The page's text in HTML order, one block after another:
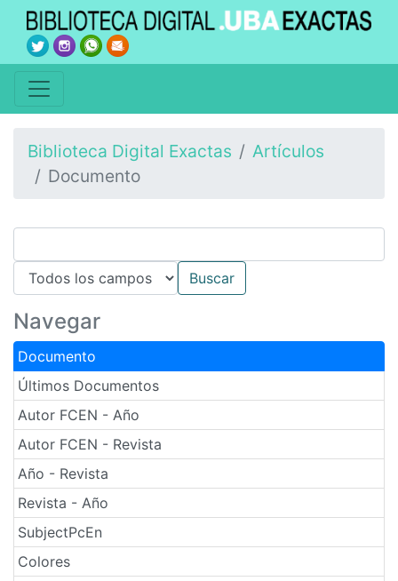
Biblioteca Digital Exactas
Artículos
Documento
Navegar
Documento
Últimos Documentos
Autor FCEN - Año
Autor FCEN - Revista
Año - Revista
Revista - Año
SubjectPcEn
Colores